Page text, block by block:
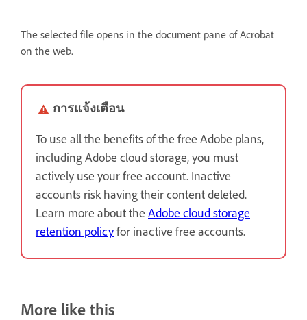
The selected file opens in the document pane of Acrobat
on the web.
การแจ้งเตือน
To use all the benefits of the free Adobe plans,
including Adobe cloud storage, you must
actively use your free account. Inactive
accounts risk having their content deleted.
Learn more about the Adobe cloud storage
retention policyfor inactive free accounts.
More like this